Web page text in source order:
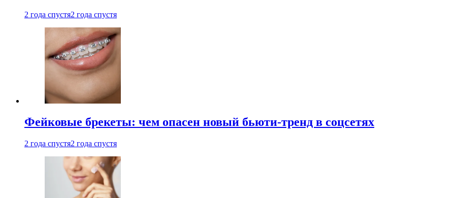
2 года спустя2 года спустя
Фейковые брекеты: чем опасен новый бьюти-тренд в соцсетях
2 года спустя2 года спустя